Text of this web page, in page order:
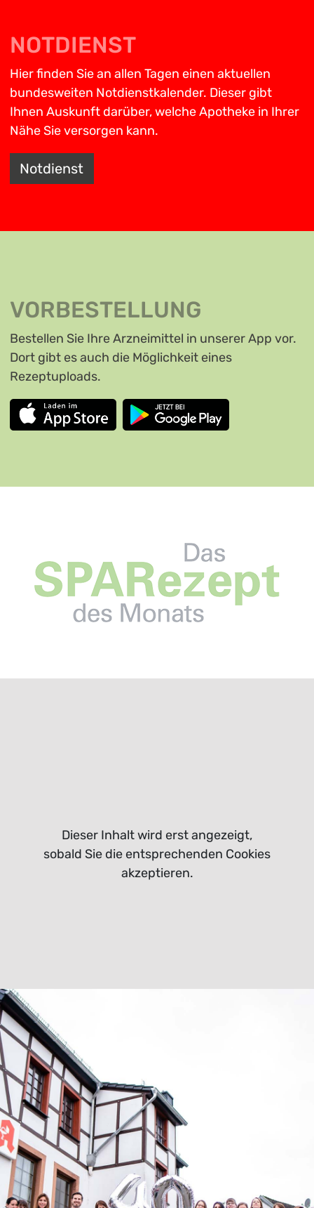
NOTDIENST
Hier finden Sie an allen Tagen einen aktuellen
bundesweiten Notdienstkalender. Dieser gibt
Ihnen Auskunft darüber, welche Apotheke in Ihrer
Nähe Sie versorgen kann.
Notdienst
VORBESTELLUNG
Bestellen Sie Ihre Arzneimittel in unserer App vor.
Dort gibt es auch die Möglichkeit eines
Rezeptuploads.
Dieser Inhalt wird erst angezeigt,
sobald Sie die entsprechenden Cookies
akzeptieren.